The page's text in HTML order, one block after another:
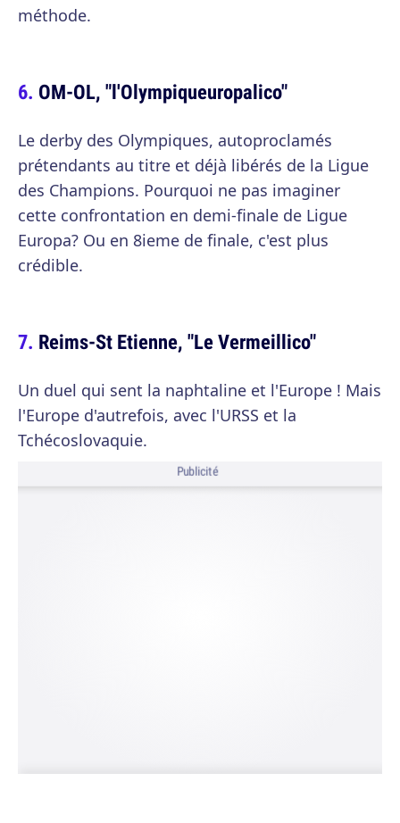
méthode.
OM-OL, "l'Olympiqueuropalico"
Le derby des Olympiques, autoproclamés
prétendants au titre et déjà libérés de la Ligue
des Champions. Pourquoi ne pas imaginer
cette confrontation en demi-finale de Ligue
Europa? Ou en 8ieme de finale, c'est plus
crédible.
Reims-St Etienne, "Le Vermeillico"
Un duel qui sent la naphtaline et l'Europe ! Mais
l'Europe d'autrefois, avec l'URSS et la
Tchécoslovaquie.
Publicité